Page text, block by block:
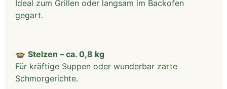
Ideal zum Grillen oder langsam im Backofen
gegart.
🍲 Stelzen – ca. 0,8 kg
Für kräftige Suppen oder wunderbar zarte
Schmorgerichte.